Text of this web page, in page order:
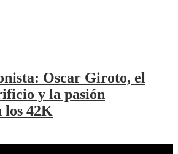
Oscar Giroto, el
y la pasión
los 42K